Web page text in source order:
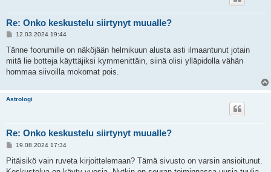
Re: Onko keskustelu siirtynyt muualle?
V
e
t
i
12.03.2024 19:44
Tänne foorumille on näköjään helmikuun alusta asti ilmaantunut jotain
mitä lie botteja käyttäjiksi kymmenittäin, siinä olisi ylläpidolla vähän
hommaa siivoilla mokomat pois.
Astrologi
Re: Onko keskustelu siirtynyt muualle?
V
e
19.08.2024 17:34
Pitäisikö vain ruveta kirjoittelemaan? Tämä sivusto on varsin ansioitunut.